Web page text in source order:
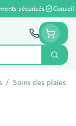
sécurisés
/ Soins des plaies